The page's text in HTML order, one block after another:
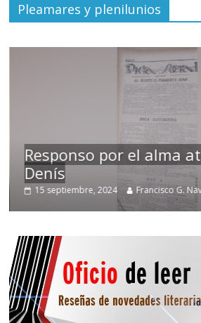
Pleamares y plenilunios
Responso por el alma
Denís
15 septiembre, 2024 Francisco G.